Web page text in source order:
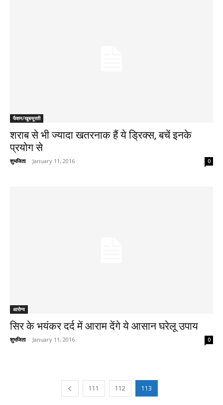
फैशन/खूबसूरती
शराब से भी ज्यादा खतरनाक हैं ये ड्रिक्स, बचें इनके
प्रयोग से
शुभजिता - January 11, 2016 0
आरोग्य
सिर के भयंकर दर्द में आराम देंगे ये आसान घरेलू उपाय
शुभजिता - January 11, 2016 0
111 112 113